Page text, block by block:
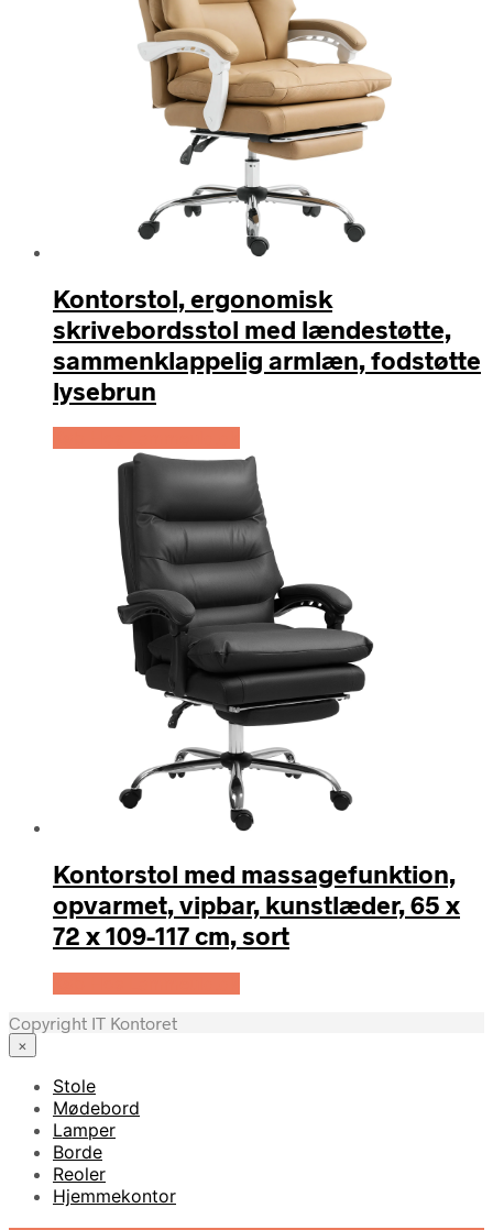
Kontorstol, ergonomisk
skrivebordsstol med lændestøtte,
sammenklappelig armlæn, fodstøtte
lysebrun
Kontorstol med massagefunktion,
opvarmet, vipbar, kunstlæder, 65 x
72 x 109-117 cm, sort
Copyright IT Kontoret
×
Stole
Mødebord
Lamper
Borde
Reoler
Hjemmekontor